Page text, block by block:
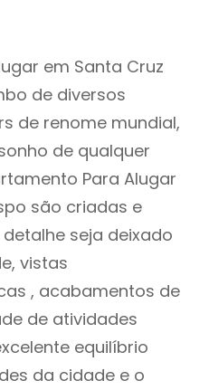
em Santa Cruz
de diversos
de renome mundial,
de qualquer
Para Alugar
são criadas e
seja deixado
vistas
, acabamentos de
de atividades
equilíbrio
da cidade e o